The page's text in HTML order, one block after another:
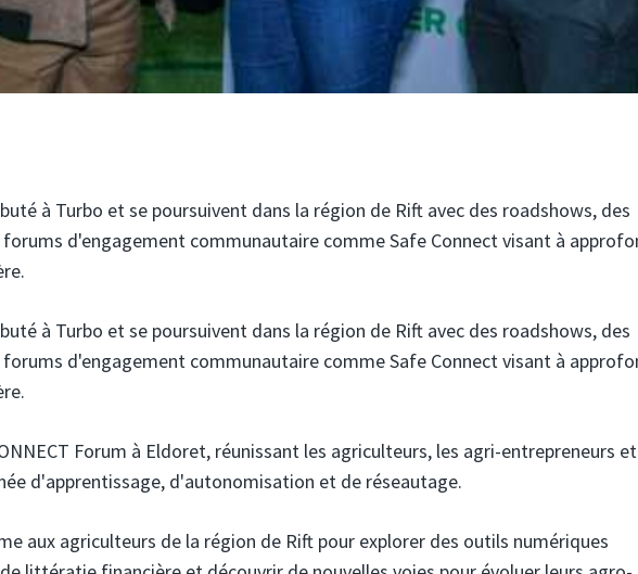
à Turbo et se poursuivent dans la région de Rift avec des roadshows, des
d'engagement communautaire comme Safe Connect visant à
à Turbo et se poursuivent dans la région de Rift avec des roadshows, des
d'engagement communautaire comme Safe Connect visant à
Forum à Eldoret, réunissant les agriculteurs, les agri-entrepreneurs
d'apprentissage, d'autonomisation et de réseautage.
aux agriculteurs de la région de Rift pour explorer des outils numériques